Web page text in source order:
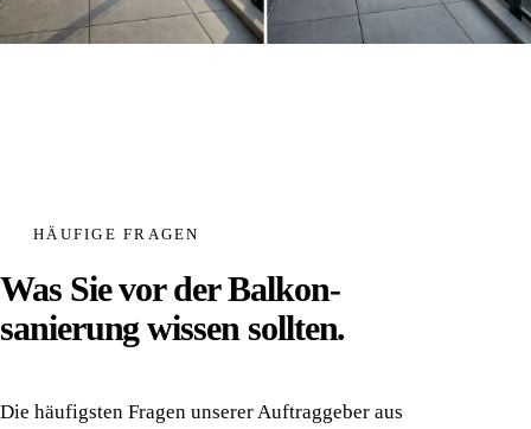
HÄUFIGE FRAGEN
Was Sie vor der Balkon­
sanierung wissen sollten.
Die häufigsten Fragen unserer Auftrag­geber aus